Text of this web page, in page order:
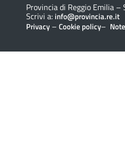
Provincia di Reggio Emilia
Scrivi a: info@provincia.re.it
Privacy – Cookie policy–